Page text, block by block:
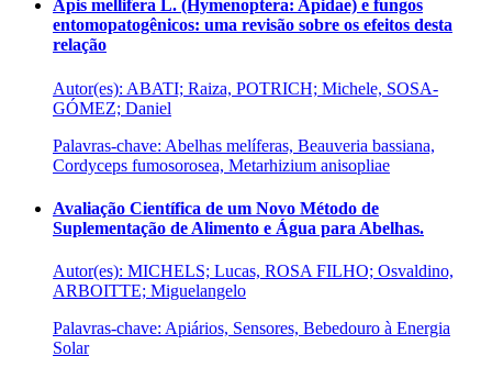
Apis mellifera L. (Hymenoptera: Apidae) e fungos
entomopatogênicos: uma revisão sobre os efeitos desta
relação
Autor(es): ABATI; Raiza, POTRICH; Michele, SOSA-
GÓMEZ; Daniel
Palavras-chave: Abelhas melíferas, Beauveria bassiana,
Cordyceps fumosorosea, Metarhizium anisopliae
Avaliação Científica de um Novo Método de
Suplementação de Alimento e Água para Abelhas.
Autor(es): MICHELS; Lucas, ROSA FILHO; Osvaldino,
ARBOITTE; Miguelangelo
Palavras-chave: Apiários, Sensores, Bebedouro à Energia
Solar